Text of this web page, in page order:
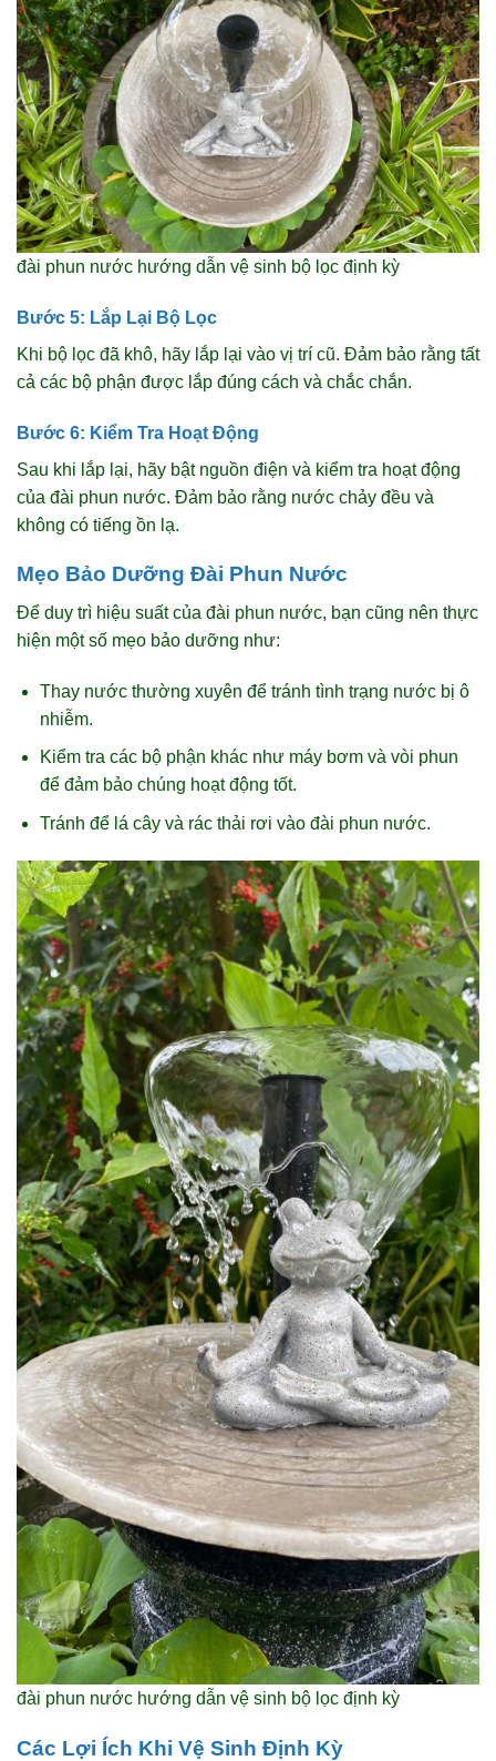
đài phun nước hướng dẫn vệ sinh bộ lọc định kỳ
Bước 5: Lắp Lại Bộ Lọc
Khi bộ lọc đã khô, hãy lắp lại vào vị trí cũ. Đảm bảo rằng tất
cả các bộ phận được lắp đúng cách và chắc chắn.
Bước 6: Kiểm Tra Hoạt Động
Sau khi lắp lại, hãy bật nguồn điện và kiểm tra hoạt động
của đài phun nước. Đảm bảo rằng nước chảy đều và
không có tiếng ồn lạ.
Mẹo Bảo Dưỡng Đài Phun Nước
Để duy trì hiệu suất của đài phun nước, bạn cũng nên thực
hiện một số mẹo bảo dưỡng như:
Thay nước thường xuyên để tránh tình trạng nước bị ô
nhiễm.
Kiểm tra các bộ phận khác như máy bơm và vòi phun
để đảm bảo chúng hoạt động tốt.
Tránh để lá cây và rác thải rơi vào đài phun nước.
đài phun nước hướng dẫn vệ sinh bộ lọc định kỳ
Các Lợi Ích Khi Vệ Sinh Định Kỳ